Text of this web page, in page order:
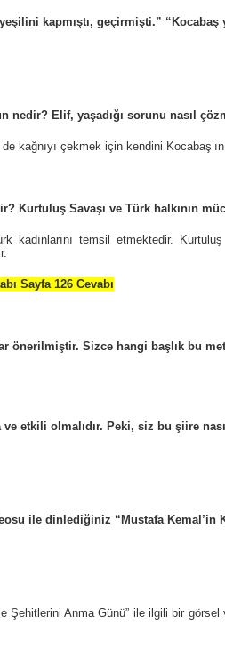
kapmıştı, geçirmişti.”
nedir? Elif, yaşadığı sorunu nasıl
kağnıyı çekmek için kendini
Kurtuluş Savaşı ve Türk halkının
temsil etmektedir. Kurtuluş
Sayfa 126 Cevabı
önerilmiştir. Sizce hangi başlık bu
etkili olmalıdır. Peki, siz bu şiire
ile dinlediğiniz “Mustafa Kemal’in
Şehitlerini Anma Günü” ile ilgili bir